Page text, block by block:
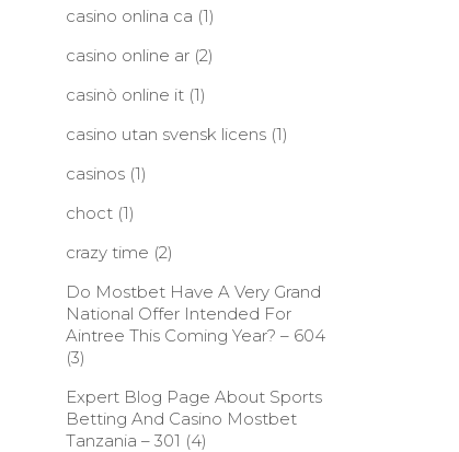
casino onlina ca (1)
casino online ar(2)
casinò online it(1)
casino utan svensk licens(1)
casinos(1)
choct(1)
crazy time (2)
Do Mostbet Have A Very Grand
National Offer Intended For
Aintree This Coming Year? – 604
(3)
Expert Blog Page About Sports
Betting And Casino Mostbet
Tanzania – 301 (4)